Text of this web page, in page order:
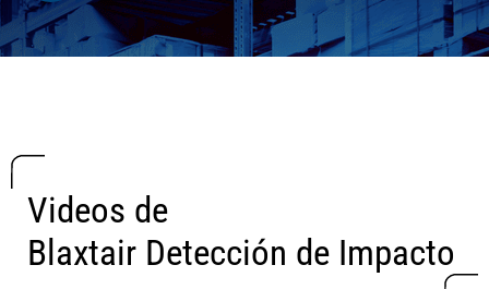
Videos de
Blaxtair Detección de Impacto